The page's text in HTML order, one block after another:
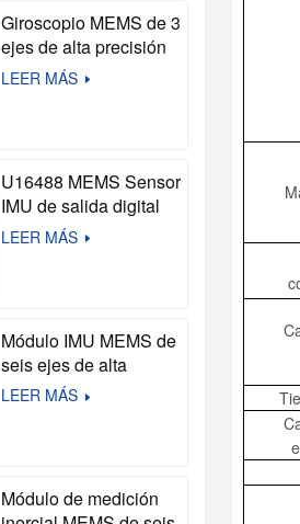
Giroscopio MEMS de 3
ejes de alta precisión
M3G-210 (compatible
LEER MÁS
U16488 MEMS Sensor
IMU de salida digital
de alta precisión
autónomos
LEER MÁS
Módulo IMU MEMS de
seis ejes de alta
precisión U503
LEER MÁS
Módulo de medición